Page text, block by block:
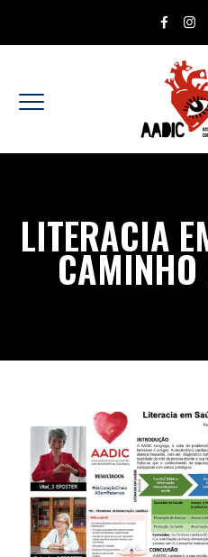
LITERACIA